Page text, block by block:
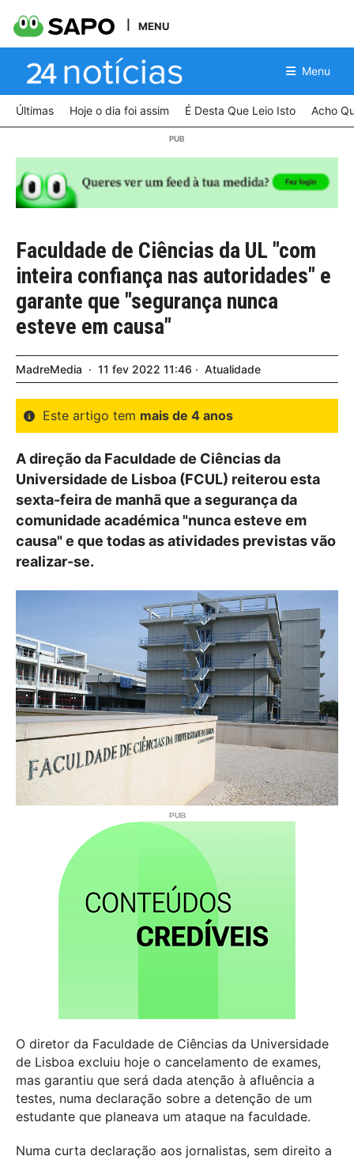
MENU
Menu
Últimas Hoje o dia foi assim É Desta Que Leio Isto Acho
Faculdade de Ciências da UL "com
inteira confiança nas autoridades" e
garante que "segurança nunca
esteve em causa"
MadreMedia 11 fev 2022 11:46 Atualidade
Este artigo tem mais de 4 anos
A direção da Faculdade de Ciências da
Universidade de Lisboa (FCUL) reiterou esta
sexta-feira de manhã que a segurança da
comunidade académica "nunca esteve em
causa" e que todas as atividades previstas vão
realizar-se.
O diretor da Faculdade de Ciências da Universidade
de Lisboa excluiu hoje o cancelamento de exames,
mas garantiu que será dada atenção à afluência a
testes, numa declaração sobre a detenção de um
estudante que planeava um ataque na faculdade.
Numa curta declaração aos jornalistas, sem direito a